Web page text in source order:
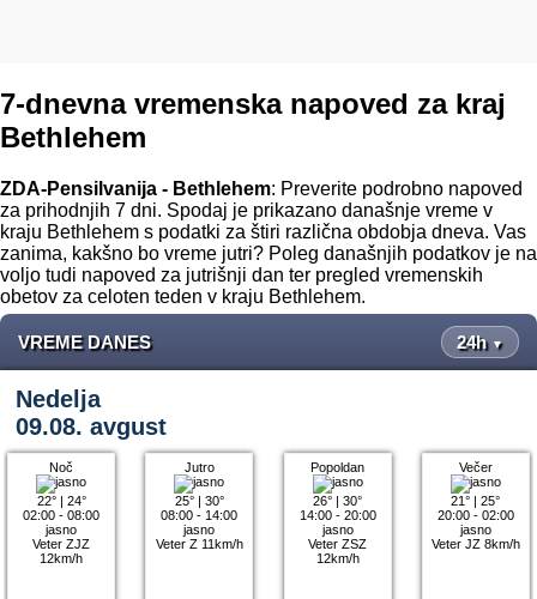
7-dnevna vremenska napoved za kraj
Bethlehem
ZDA-Pensilvanija - Bethlehem: Preverite podrobno napoved
za prihodnjih 7 dni. Spodaj je prikazano današnje vreme v
kraju Bethlehem s podatki za štiri različna obdobja dneva. Vas
zanima, kakšno bo vreme jutri? Poleg današnjih podatkov je na
voljo tudi napoved za jutrišnji dan ter pregled vremenskih
obetov za celoten teden v kraju Bethlehem.
VREME DANES 24h ▼
Nedelja
09.08. avgust
Noč
22°| 24°
02:00 - 08:00
jasno
Veter ZJZ
12km/h
Jutro
25°| 30°
08:00 - 14:00
jasno
Veter Z 11km/h
Popoldan
26° |30°
14:00 - 20:00
jasno
Veter ZSZ
12km/h
Večer
21° |25°
20:00 - 02:00
jasno
Veter JZ 8km/h